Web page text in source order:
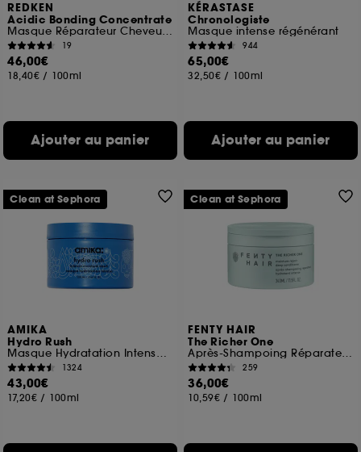
REDKEN
Acidic Bonding Concentrate
Masque Réparateur Cheveux 5min
19
46,00€
18,40€ / 100ml
Ajouter au panier
KÉRASTASE
Chronologiste
Masque intense régénérant
944
65,00€
32,50€ / 100ml
Ajouter au panier
AMIKA
Hydro Rush
Masque Hydratation Intense à l'Acide Hyaluronique
1324
43,00€
17,20€ / 100ml
Clean at Sephora
FENTY HAIR
The Richer One
Après-Shampoing Réparateur Hydratant Intensif
259
36,00€
10,59€ / 100ml
Clean at Sephora